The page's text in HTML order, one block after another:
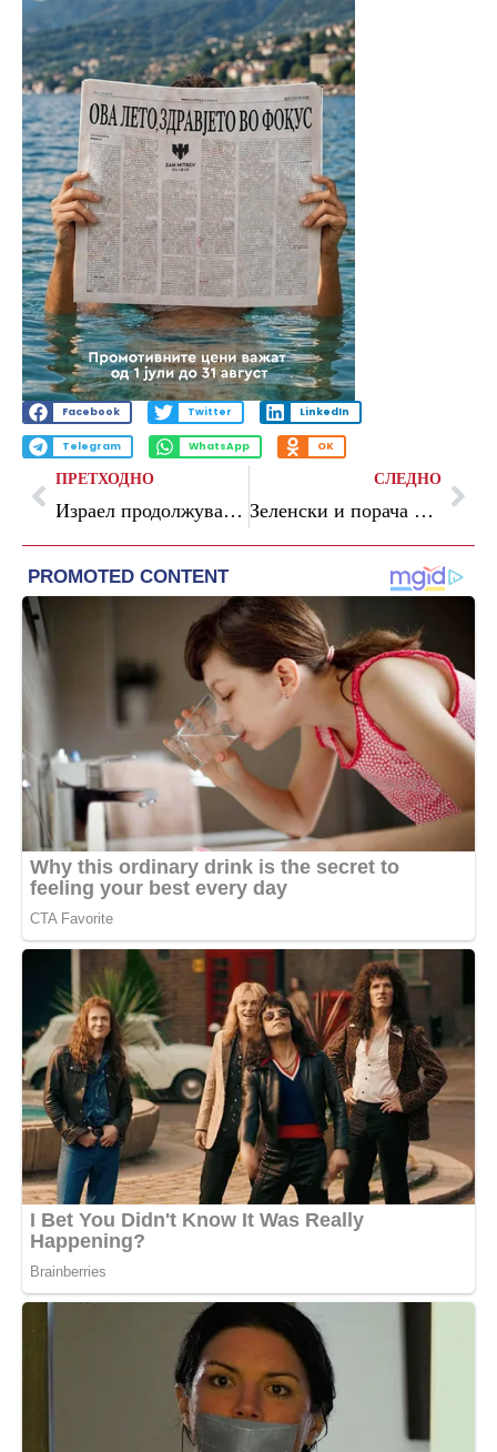
Facebook Twitter LinkedIn
Telegram WhatsApp OK
ПРЕТХОДНО
Израел продолжува со нападите во Газа и покрај најавата за договор со Хамас, најмалку 46 загинати
СЛЕДНО
Зеленски и порача на Европа дека без Украина нема шанси против Русија